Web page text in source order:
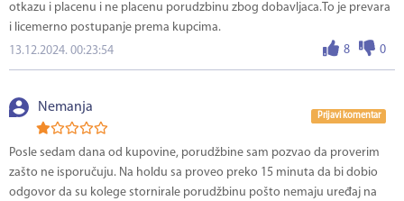
otkazu i placenu i ne placenu porudzbinu zbog dobavljaca.To je prevara
i licemerno postupanje prema kupcima.
8
0
13.12.2024. 00:23:54
Nemanja
Prijavi komentar
Posle sedam dana od kupovine, porudžbine sam pozvao da proverim
zašto ne isporučuju. Na holdu sa proveo preko 15 minuta da bi dobio
odgovor da su kolege stornirale porudžbinu pošto nemaju uređaj na